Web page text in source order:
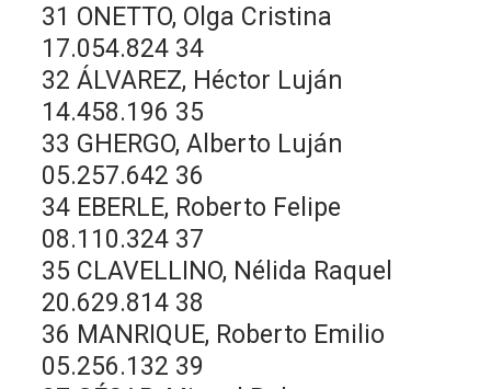
31 ONETTO, Olga Cristina
17.054.824 34
32 ÁLVAREZ, Héctor Luján
14.458.196 35
33 GHERGO, Alberto Luján
05.257.642 36
34 EBERLE, Roberto Felipe
08.110.324 37
35 CLAVELLINO, Nélida Raquel
20.629.814 38
36 MANRIQUE, Roberto Emilio
05.256.132 39